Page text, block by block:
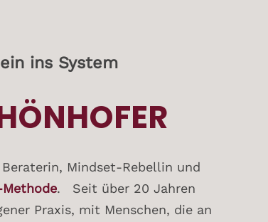
ins System
Mindset-Rebellin und
. Seit über 20 Jahren
Praxis, mit Menschen, die an